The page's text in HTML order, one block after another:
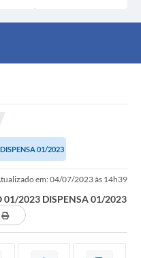
01/2023
em: 04/07/2023 às 14h39
01/2023 DISPENSA 01/2023